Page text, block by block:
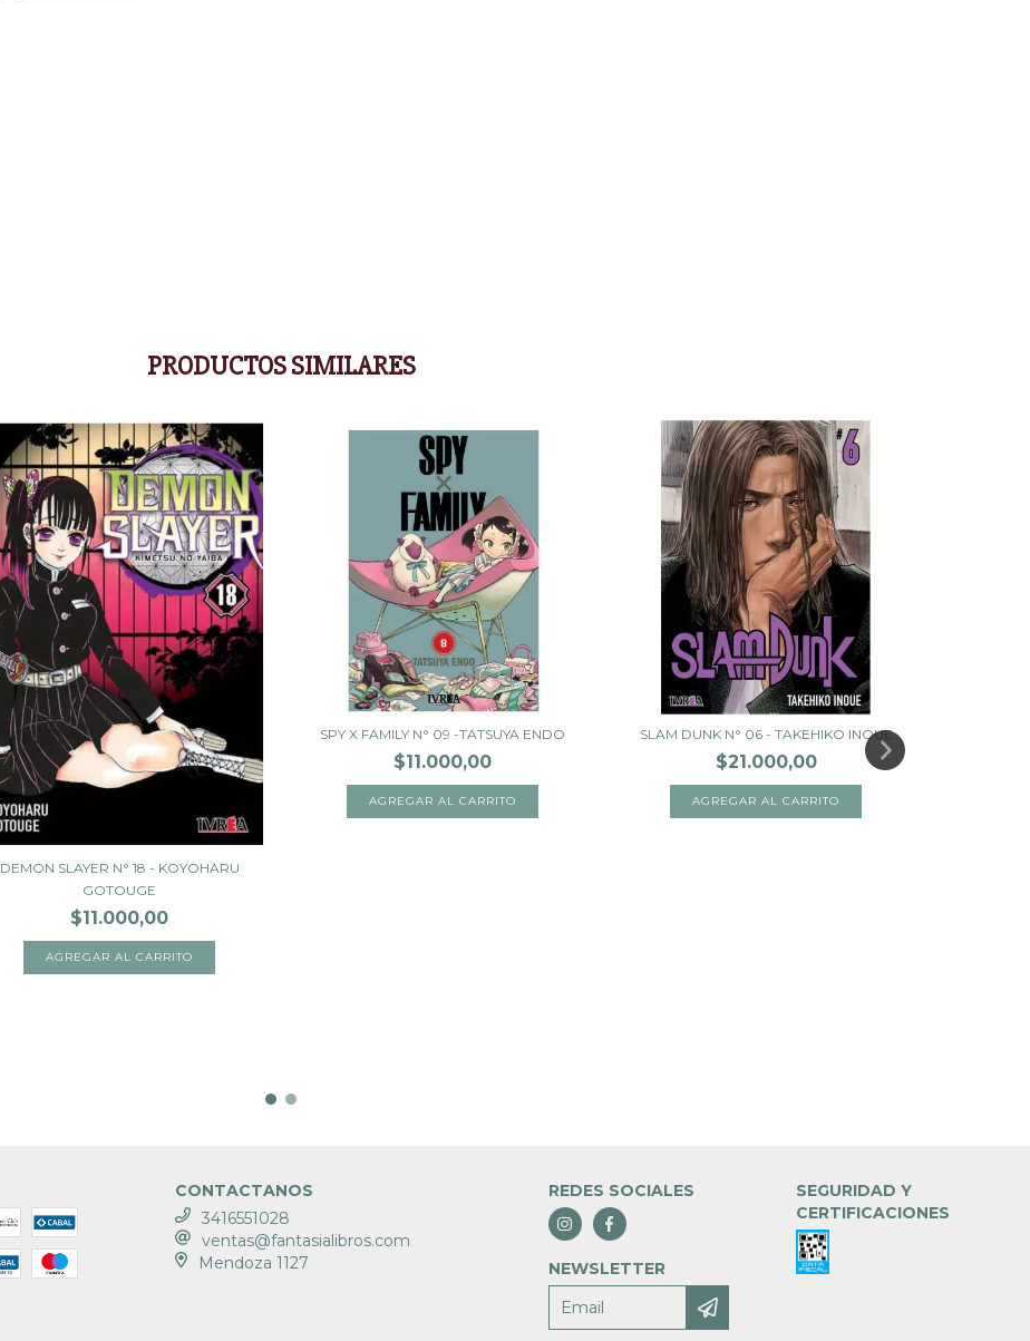
PRODUCTOS SIMILARES
DEMON SLAYER N° 18 - KOYOHARU
GOTOUGE
$11.000,00
SPY X FAMILY N° 09 -TATSUYA ENDO
$11.000,00
SLAM DUNK N° 06 - TAKEHIKO INOUE
$21.000,00
CONTACTANOS
3416551028
ventas@fantasialibros.com
Mendoza 1127
REDES SOCIALES
NEWSLETTER
SEGURIDAD Y
CERTIFICACIONES